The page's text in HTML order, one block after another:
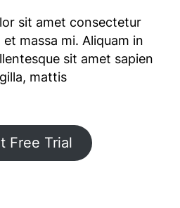
sit amet consectetur
massa mi. Aliquam in
sit amet sapien
mattis
Free Trial